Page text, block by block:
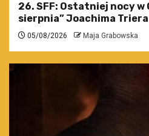
26. SFF: Ostatniej nocy w
sierpnia” Joachima Triera
05/08/2026 Maja Grabowska